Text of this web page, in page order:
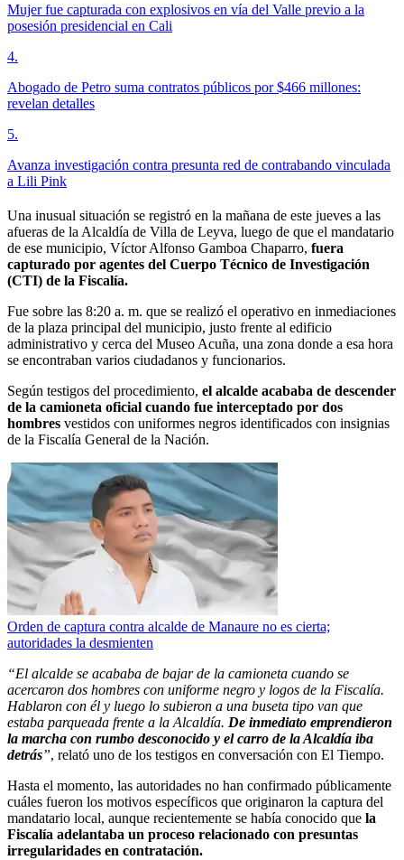
Mujer fue capturada con explosivos en vía del Valle previo a la
posesión presidencial en Cali
4.
Abogado de Petro suma contratos públicos por $466 millones:
revelan detalles
5.
Avanza investigación contra presunta red de contrabando vinculada
a Lili Pink
Una inusual situación se registró en la mañana de este jueves a las
afueras de la Alcaldía de Villa de Leyva, luego de que el mandatario
de ese municipio, Víctor Alfonso Gamboa Chaparro, fuera
capturado por agentes del Cuerpo Técnico de Investigación
(CTI) de la Fiscalía.
Fue sobre las 8:20 a. m. que se realizó el operativo en inmediaciones
de la plaza principal del municipio, justo frente al edificio
administrativo y cerca del Museo Acuña, una zona donde a esa hora
se encontraban varios ciudadanos y funcionarios.
Según testigos del procedimiento, el alcalde acababa de descender
de la camioneta oficial cuando fue interceptado por dos
hombres vestidos con uniformes negros identificados con insignias
de la Fiscalía General de la Nación.
Orden de captura contra alcalde de Manaure no es cierta;
autoridades la desmienten
“El alcalde se acababa de bajar de la camioneta cuando se
acercaron dos hombres con uniforme negro y logos de la Fiscalía.
Hablaron con él y luego lo subieron a una buseta tipo van que
estaba parqueada frente a la Alcaldía. De inmediato emprendieron
la marcha con rumbo desconocido y el carro de la Alcaldía iba
detrás”, relató uno de los testigos en conversación con El Tiempo.
Hasta el momento, las autoridades no han confirmado públicamente
cuáles fueron los motivos específicos que originaron la captura del
mandatario local, aunque recientemente se había conocido que la
Fiscalía adelantaba un proceso relacionado con presuntas
irregularidades en contratación.